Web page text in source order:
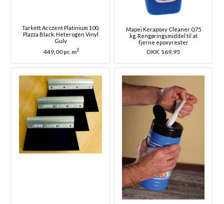
Tarkett Acczent Platinium 100,
Plazza Black, Heterogen Vinyl
Gulv
449,00 pr. m2
Mapei Kerapoxy Cleaner 0,75
kg. Rengøringsmiddel til at
fjerne epoxyrester
DKK 169,95